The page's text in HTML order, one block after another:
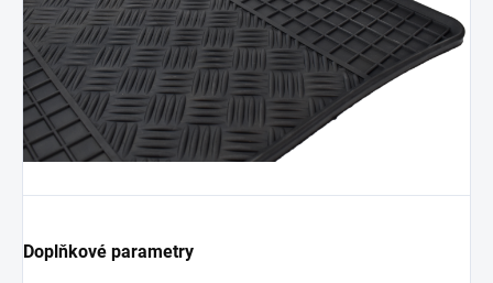
Doplňkové parametry